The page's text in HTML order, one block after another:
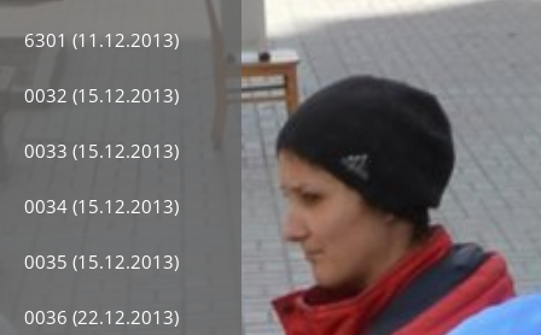
6301 (11.12.2013)
0032 (15.12.2013)
0033 (15.12.2013)
0034 (15.12.2013)
0035 (15.12.2013)
0036 (22.12.2013)